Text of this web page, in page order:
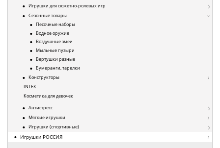
Игрушки для сюжетно-ролевых игр
Сезонные товары
Песочные наборы
Водное оружие
Воздушные змеи
Мыльные пузыри
Вертушки разные
Бумеранги, тарелки
Конструкторы
INTEX
Косметика для девочек
Антистресс
Мягкие игрушки
Игрушки (спортивные)
Игрушки РОССИЯ